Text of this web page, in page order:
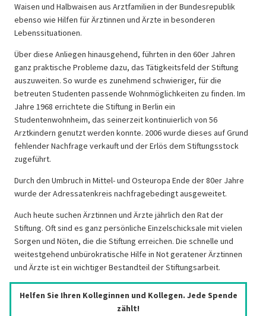
Waisen und Halbwaisen aus Arztfamilien in der Bundesrepublik
ebenso wie Hilfen für Ärztinnen und Ärzte in besonderen
Lebenssituationen.
Über diese Anliegen hinausgehend, führten in den 60er Jahren
ganz praktische Probleme dazu, das Tätigkeitsfeld der Stiftung
auszuweiten. So wurde es zunehmend schwieriger, für die
betreuten Studenten passende Wohnmöglichkeiten zu finden. Im
Jahre 1968 errichtete die Stiftung in Berlin ein
Studentenwohnheim, das seinerzeit kontinuierlich von 56
Arztkindern genutzt werden konnte. 2006 wurde dieses auf Grund
fehlender Nachfrage verkauft und der Erlös dem Stiftungsstock
zugeführt.
Durch den Umbruch in Mittel- und Osteuropa Ende der 80er Jahre
wurde der Adressatenkreis nachfragebedingt ausgeweitet.
Auch heute suchen Ärztinnen und Ärzte jährlich den Rat der
Stiftung. Oft sind es ganz persönliche Einzelschicksale mit vielen
Sorgen und Nöten, die die Stiftung erreichen. Die schnelle und
weitestgehend unbürokratische Hilfe in Not geratener Ärztinnen
und Ärzte ist ein wichtiger Bestandteil der Stiftungsarbeit.
Helfen Sie Ihren Kolleginnen und Kollegen. Jede Spende
zählt!